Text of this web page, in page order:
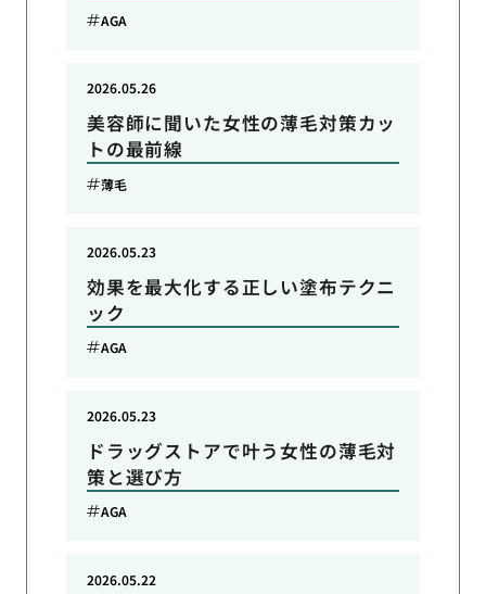
AGA
美容師に聞いた女性の薄毛対策カッ
トの最前線
2026.05.26
薄毛
効果を最大化する正しい塗布テクニ
ック
2026.05.23
AGA
ドラッグストアで叶う女性の薄毛対
策と選び方
2026.05.23
AGA
2026.05.22